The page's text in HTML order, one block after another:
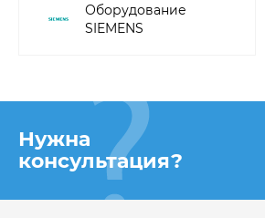
Оборудование
SIEMENS
Нужна
консультация?